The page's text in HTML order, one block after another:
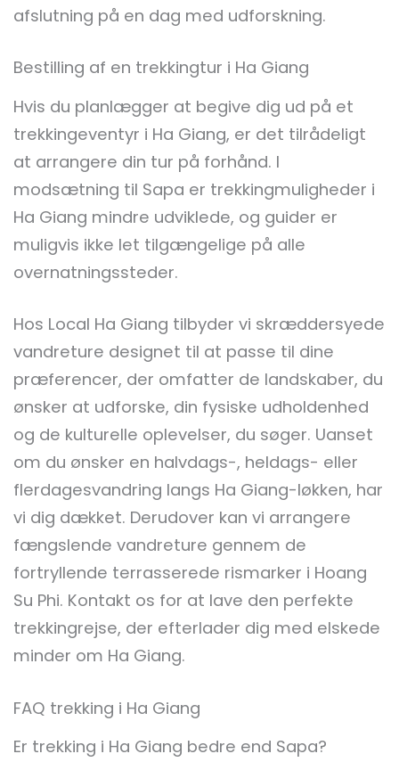
afslutning på en dag med udforskning.
Bestilling af en trekkingtur i Ha Giang
Hvis du planlægger at begive dig ud på et
trekkingeventyr i Ha Giang, er det tilrådeligt
at arrangere din tur på forhånd. I
modsætning til Sapa er trekkingmuligheder i
Ha Giang mindre udviklede, og guider er
muligvis ikke let tilgængelige på alle
overnatningssteder.
Hos Local Ha Giang tilbyder vi skræddersyede
vandreture designet til at passe til dine
præferencer, der omfatter de landskaber, du
ønsker at udforske, din fysiske udholdenhed
og de kulturelle oplevelser, du søger. Uanset
om du ønsker en halvdags-, heldags- eller
flerdagesvandring langs Ha Giang-løkken, har
vi dig dækket. Derudover kan vi arrangere
fængslende vandreture gennem de
fortryllende terrasserede rismarker i Hoang
Su Phi. Kontakt os for at lave den perfekte
trekkingrejse, der efterlader dig med elskede
minder om Ha Giang.
FAQ trekking i Ha Giang
Er trekking i Ha Giang bedre end Sapa?